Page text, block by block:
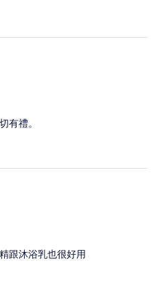
有禮。
跟沐浴乳也很好用